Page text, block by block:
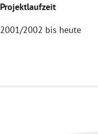
Projektlaufzeit
2001/2002 bis heute